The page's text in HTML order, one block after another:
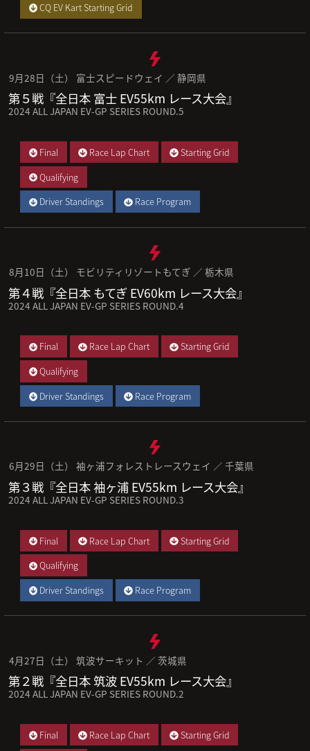
CQ EV Kart Starting Grid
9月28日（土） 富士スピードウェイ ／ 静岡県
第５戦『全日本 富士 EV55km レース大会』
2024 ALL JAPAN EV-GP SERIES ROUND.5
Final Race Lap Chart
Starting Grid
Qualifying
Driver Standings
Race Program
8月10日（土） モビリティリゾートもてぎ ／ 栃木県
第４戦『全日本 もてぎ EV60km レース大会』
2024 ALL JAPAN EV-GP SERIES ROUND.4
Final Race Lap Chart
Starting Grid
Qualifying
Driver Standings
Race Program
6月29日（土） 袖ヶ浦フォレストレースウェイ ／ 千葉県
第３戦『全日本 袖ヶ浦 EV55km レース大会』
2024 ALL JAPAN EV-GP SERIES ROUND.3
Final Race Lap Chart
Starting Grid
Qualifying
Driver Standings
Race Program
4月27日（土） 筑波サーキット ／ 茨城県
第２戦『全日本 筑波 EV55km レース大会』
2024 ALL JAPAN EV-GP SERIES ROUND.2
Final Race Lap Chart
Starting Grid